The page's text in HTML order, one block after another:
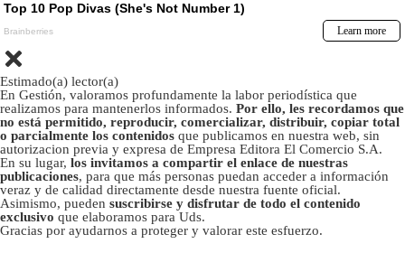
Estimado(a) lector(a)
En Gestión, valoramos profundamente la labor periodística que
realizamos para mantenerlos informados. Por ello, les recordamos que
no está permitido, reproducir, comercializar, distribuir, copiar total
o parcialmente los contenidos que publicamos en nuestra web, sin
autorizacion previa y expresa de Empresa Editora El Comercio S.A.
En su lugar, los invitamos a compartir el enlace de nuestras
publicaciones, para que más personas puedan acceder a información
veraz y de calidad directamente desde nuestra fuente oficial.
Asimismo, pueden suscribirse y disfrutar de todo el contenido
exclusivo que elaboramos para Uds.
Gracias por ayudarnos a proteger y valorar este esfuerzo.